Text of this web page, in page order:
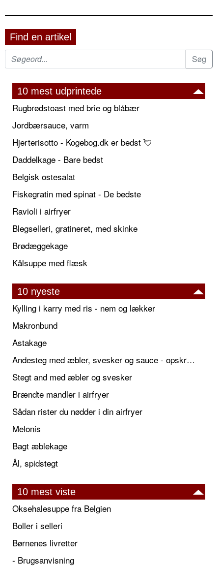
Find en artikel
10 mest udprintede
Rugbrødstoast med brie og blåbær
Jordbærsauce, varm
Hjerterisotto - Kogebog.dk er bedst 💘
Daddelkage - Bare bedst
Belgisk ostesalat
Fiskegratin med spinat - De bedste
Ravioli i airfryer
Blegselleri, gratineret, med skinke
Brødæggekage
Kålsuppe med flæsk
10 nyeste
Kylling i karry med ris - nem og lækker
Makronbund
Astakage
Andesteg med æbler, svesker og sauce - opskrift også til jul
Stegt and med æbler og svesker
Brændte mandler i airfryer
Sådan rister du nødder i din airfryer
Melonis
Bagt æblekage
Ål, spidstegt
10 mest viste
Oksehalesuppe fra Belgien
Boller i selleri
Børnenes livretter
- Brugsanvisning